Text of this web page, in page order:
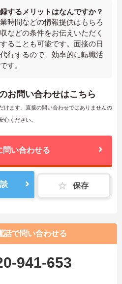
するメリットはなんですか？
時間などの情報提供はもちろ
などの条件をお伝えいただく
ることも可能です。面接の日
行するので、効率的に転職活
す。
お問い合わせはこちら
けます。直接の問い合わせではありませんの
心ください。
問い合わせる
保存
話で問い合わせる
941-653